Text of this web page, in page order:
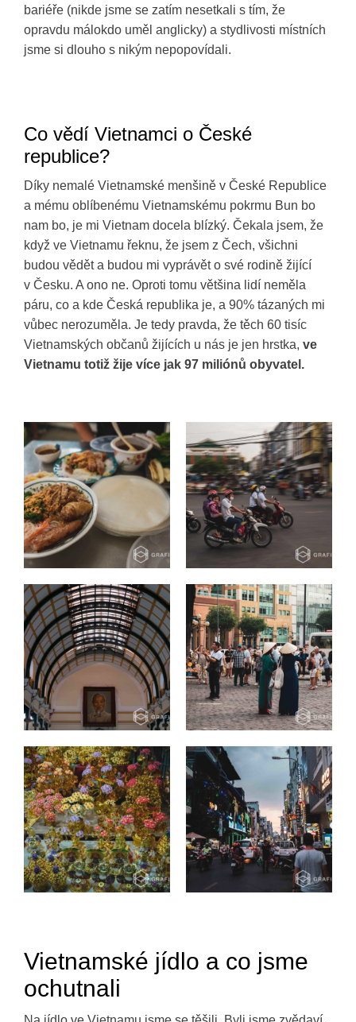
bariéře (nikde jsme se zatím nesetkali s tím, že
opravdu málokdo uměl anglicky) a stydlivosti místních
jsme si dlouho s nikým nepopovídali.
Co vědí Vietnamci o České
republice?
Díky nemalé Vietnamské menšině v České Republice
a mému oblíbenému Vietnamskému pokrmu Bun bo
nam bo, je mi Vietnam docela blízký. Čekala jsem, že
když ve Vietnamu řeknu, že jsem z Čech, všichni
budou vědět a budou mi vyprávět o své rodině žijící
v Česku. A ono ne. Oproti tomu většina lidí neměla
páru, co a kde Česká republika je, a 90% tázaných mi
vůbec nerozuměla. Je tedy pravda, že těch 60 tisíc
Vietnamských občanů žijících u nás je jen hrstka, ve
Vietnamu totiž žije více jak 97 miliónů obyvatel.
Vietnamské jídlo a co jsme
ochutnali